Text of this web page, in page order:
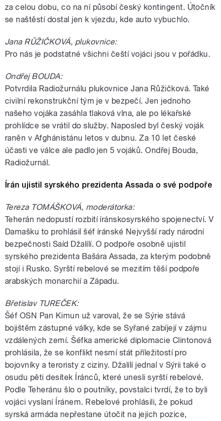
za celou dobu, co na ní působí český kontingent. Útočník
se naštěstí dostal jen k vjezdu, kde auto vybuchlo.
Jana RŮŽIČKOVÁ, plukovnice:
Pro nás je podstatné všichni čeští vojáci jsou v pořádku.
Ondřej BOUDA:
Potvrdila Radiožurnálu plukovnice Jana Růžičková. Také
civilní rekonstrukční tým je v bezpečí. Jen jednoho
našeho vojáka zasáhla tlaková vlna, ale po lékařské
prohlídce se vrátil do služby. Naposled byl český voják
raněn v Afghánistánu letos v dubnu. Za 10 let české
účasti ve válce ale padlo jen 5 vojáků. Ondřej Bouda,
Radiožurnál.
Írán ujistil syrského prezidenta Assada o své podpoře
Tereza TOMÁŠKOVÁ, moderátorka:
Teherán nedopustí rozbití íránskosyrského spojenectví. V
Damašku to prohlásil šéf íránské Nejvyšší rady národní
bezpečnosti Saíd Džalílí. O podpoře osobně ujistil
syrského prezidenta Bašára Assada, za kterým podobně
stojí i Rusko. Syrští rebelové se mezitím těší podpoře
arabských monarchií a Západu.
Břetislav TUREČEK:
Šéf OSN Pan Kimun už varoval, že se Sýrie stává
bojištěm zástupné války, kde se Syřané zabíjejí v zájmu
vzdálených zemí. Šéfka americké diplomacie Clintonová
prohlásila, že se konflikt nesmí stát příležitostí pro
bojovníky a teroristy z ciziny. Džalílí jednal v Sýrii také o
osudu pěti desítek Íránců, které unesli syrští rebelové.
Podle Teheránu šlo o poutníky, povstalci tvrdí, že to byli
vojáci vyslaní Íránem. Rebelové prohlásili, že pokud
syrská armáda nepřestane útočit na jejich pozice,